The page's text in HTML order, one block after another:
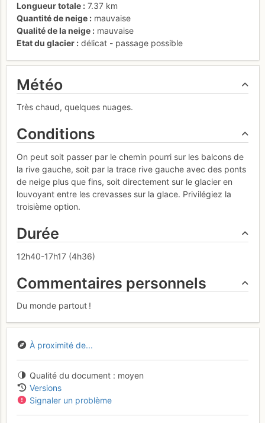
Longueur totale
7.37 km
Quantité de neige
mauvaise
Qualité de la neige
mauvaise
Etat du glacier
délicat - passage possible
Météo
Très chaud, quelques nuages.
Conditions
On peut soit passer par le chemin pourri sur les balcons de
la rive gauche, soit par la trace rive gauche avec des ponts
de neige plus que fins, soit directement sur le glacier en
louvoyant entre les crevasses sur la glace. Privilégiez la
troisième option.
Durée
12h40-17h17 (4h36)
Commentaires personnels
Du monde partout !
À proximité de...
Qualité du document
moyen
Versions
Signaler un problème